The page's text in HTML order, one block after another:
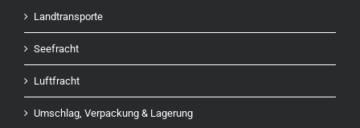
Landtransporte
Seefracht
Luftfracht
Umschlag, Verpackung & Lagerung